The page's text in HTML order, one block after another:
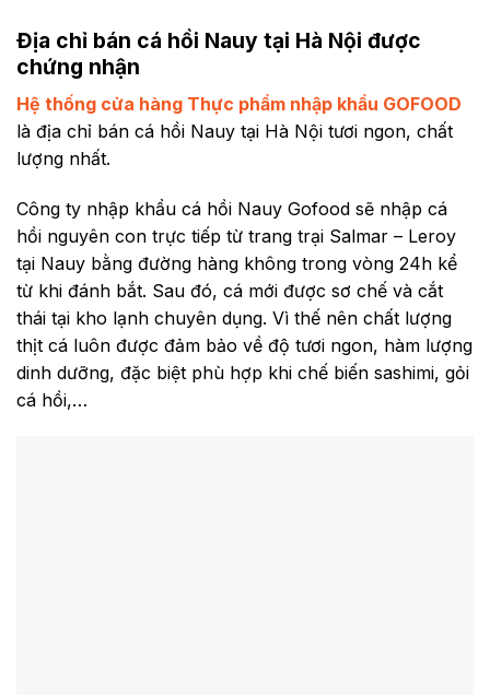
Địa chỉ bán cá hồi Nauy tại Hà Nội được
chứng nhận
Hệ thống cửa hàng Thực phẩm nhập khẩu GOFOOD
là địa chỉ bán cá hồi Nauy tại Hà Nội tươi ngon, chất
lượng nhất.
Công ty nhập khẩu cá hồi Nauy Gofood sẽ nhập cá
hồi nguyên con trực tiếp từ trang trại Salmar – Leroy
tại Nauy bằng đường hàng không trong vòng 24h kể
từ khi đánh bắt. Sau đó, cá mới được sơ chế và cắt
thái tại kho lạnh chuyên dụng. Vì thế nên chất lượng
thịt cá luôn được đảm bảo về độ tươi ngon, hàm lượng
dinh dưỡng, đặc biệt phù hợp khi chế biến sashimi, gỏi
cá hồi,…